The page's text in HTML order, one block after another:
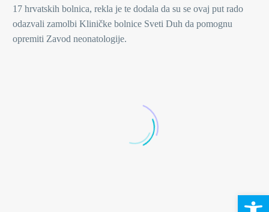
17 hrvatskih bolnica, rekla je te dodala da su se ovaj put rado
odazvali zamolbi Kliničke bolnice Sveti Duh da pomognu
opremiti Zavod neonatologije.